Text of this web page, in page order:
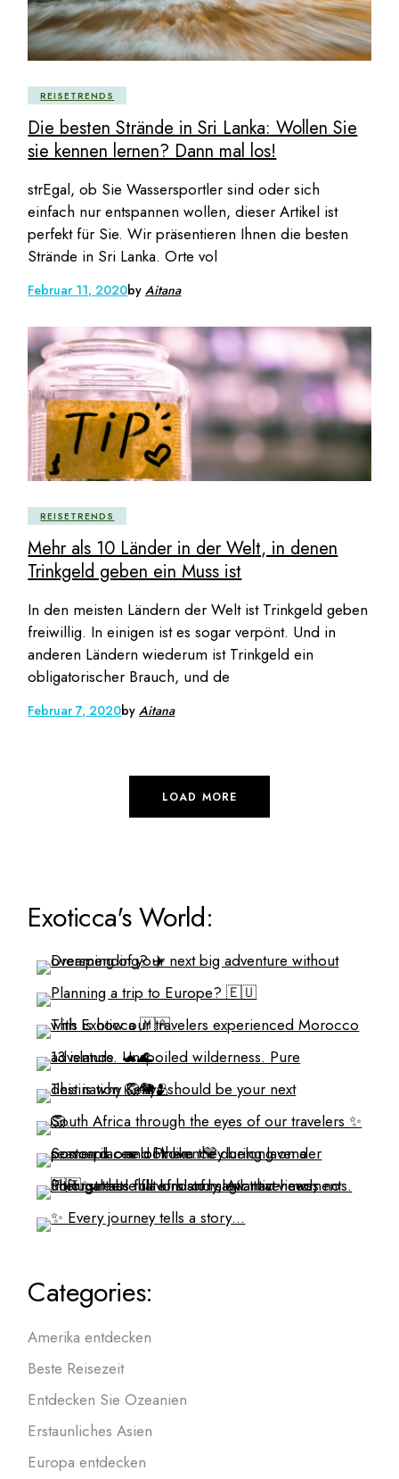
REISETRENDS
Die besten Strände in Sri Lanka: Wollen Sie
sie kennen lernen? Dann mal los!
strEgal, ob Sie Wassersportler sind oder sich
einfach nur entspannen wollen, dieser Artikel ist
perfekt für Sie. Wir präsentieren Ihnen die besten
Strände in Sri Lanka. Orte vol
Februar 11, 2020byAitana
REISETRENDS
Mehr als 10 Länder in der Welt, in denen
Trinkgeld geben ein Muss ist
In den meisten Ländern der Welt ist Trinkgeld geben
freiwillig. In einigen ist es sogar verpönt. Und in
anderen Ländern wiederum ist Trinkgeld ein
obligatorischer Brauch, und de
Februar 7, 2020byAitana
LOAD MORE
Exoticca's World:
Categories:
Amerika entdecken
Beste Reisezeit
Entdecken Sie Ozeanien
Erstaunliches Asien
Europa entdecken